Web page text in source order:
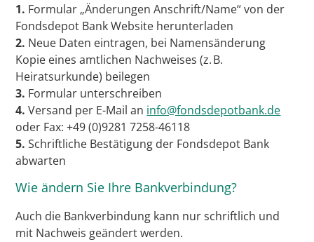
1. Formular „Änderungen Anschrift/Name“ von der
Fondsdepot Bank Website herunterladen
2. Neue Daten eintragen, bei Namensänderung
Kopie eines amtlichen Nachweises (z. B.
Heiratsurkunde) beilegen
3. Formular unterschreiben
4. Versand per E-Mail an info@fondsdepotbank.de
oder Fax: +49 (0)9281 7258-46118
5. Schriftliche Bestätigung der Fondsdepot Bank
abwarten
Wie ändern Sie Ihre Bankverbindung?
Auch die Bankverbindung kann nur schriftlich und
mit Nachweis geändert werden.